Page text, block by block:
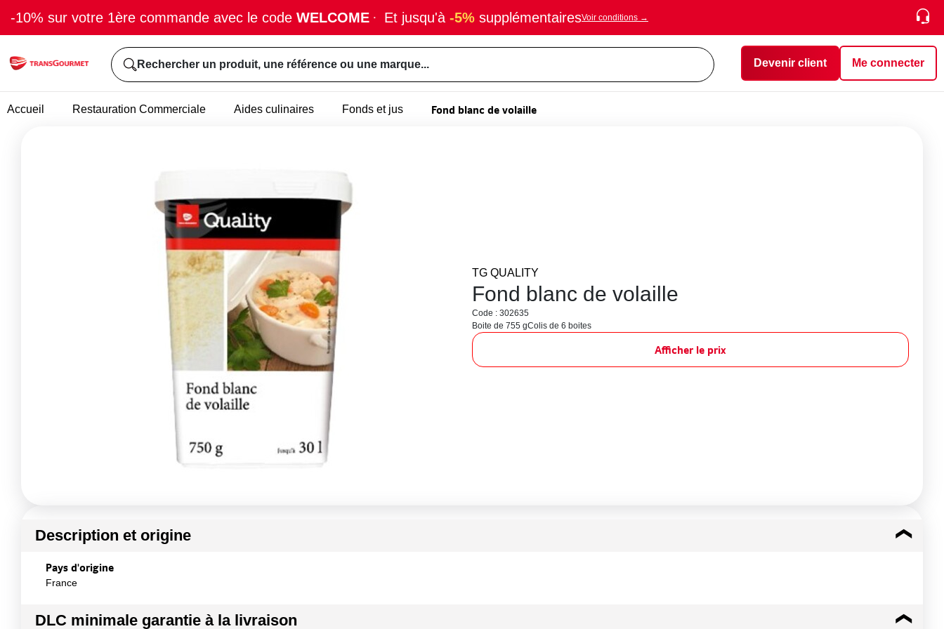
-10% sur votre 1ère commande avec le code WELCOME · Et jusqu'à -5% supplémentairesVoir conditions →
Rechercher un produit, une référence ou une marque... Devenir client Me connecter
Accueil Restauration Commerciale Aides culinaires Fonds et jus Fond blanc de volaille
TG QUALITY
Fond blanc de volaille
Code : 302635
Boite de 755 gColis de 6 boites
Afficher le prix
Description et origine
Pays d'origine
France
DLC minimale garantie à la livraison